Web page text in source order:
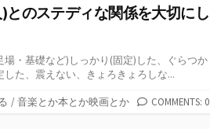
とのステディな関係を大切にし
場・基礎など)しっかり(固定)した、ぐらつか
した、震えない、きょろきょろしな...
/ 音楽とか本とか映画とか COMMENTS: 0